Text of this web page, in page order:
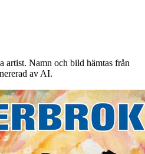
artist. Namn och bild hämtas från
av AI.